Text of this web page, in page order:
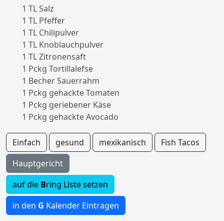
1 TL Salz
1 TL Pfeffer
1 TL Chilipulver
1 TL Knoblauchpulver
1 TL Zitronensaft
1 Pckg Tortillalefse
1 Becher Sauerrahm
1 Pckg gehackte Tomaten
1 Pckg geriebener Käse
1 Pckg gehackte Avocado
Einfach gesund mexikanisch
Fish Tacos
Hauptgericht
auf die Bring Liste setzen
in den G Kalender Eintragen